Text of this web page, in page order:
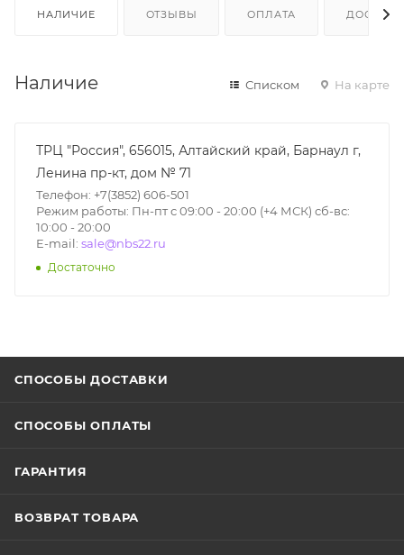
НАЛИЧИЕ ОТЗЫВЫ ОПЛАТА
Наличие Списком На карте
ТРЦ "Россия", 656015, Алтайский край, Барнаул г,
Ленина пр-кт, дом № 71
Телефон: +7(3852) 606-501
Режим работы: Пн-пт с 09:00 - 20:00 (+4 МСК) сб-вс:
10:00 - 20:00
E-mail: sale@nbs22.ru
Достаточно
СПОСОБЫ ДОСТАВКИ
СПОСОБЫ ОПЛАТЫ
ГАРАНТИЯ
ВОЗВРАТ ТОВАРА